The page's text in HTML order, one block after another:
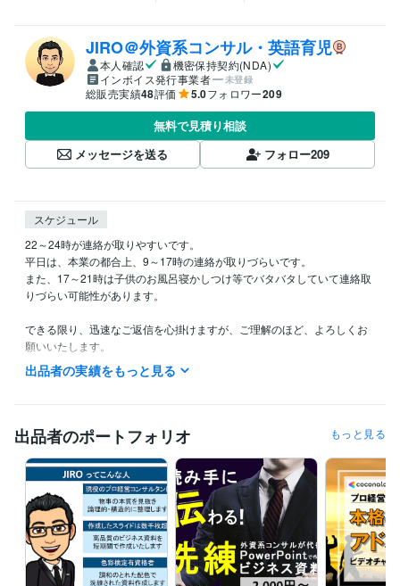
JIRO＠外資系コンサル・英語育児
本人確認
機密保持契約(NDA)
インボイス発行事業者
未登録
総販売実績48評価 5.0フォロワー209
無料で見積り相談
メッセージを送る
フォロー209
スケジュール
22～24時が連絡が取りやすいです。
平日は、本業の都合上、9～17時の連絡が取りづらいです。
また、17～21時は子供のお風呂寝かしつけ等でバタバタしていて連絡取
りづらい可能性があります。
できる限り、迅速なご返信を心掛けますが、ご理解のほど、よろしくお
願いいたします。
スケジュール確認、日程調整など、ご気軽にご連絡くださいませ。
某 私立大学 「キャリア形成に関する講義」 受講者約200名 某 私立大
る方法」を経営コンサルが分析するブログを開始
【ココナラ】レギ
ュラーランク確定！ 【ココナラ】シルバーランク確定！ 【ココナ
ラ】ゴールドランク確定！
【ココナラ】ブログ閲覧数500件達成！
【ココナラ】フォロー100名達成！
【ココナラ】サービス閲覧数1,00
0件達成！
【ココナラ】サービスお気に入り250件達成！
【ココナ
ラ】プラチナランク確定！
資格・検定
Master of Science in Mech. Eng 取得年 : 2011年
出品者の実績をもっと見る
出品者のポートフォリオ もっと見る